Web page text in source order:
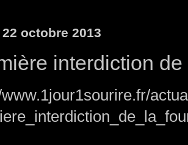
octobre 2013
interdiction
www.1jour1sourire.fr/